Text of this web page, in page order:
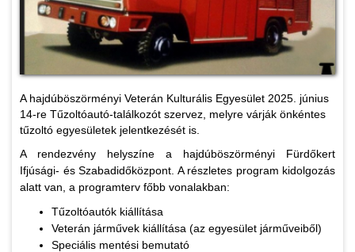
A hajdúböszörményi Veterán Kulturális Egyesület 2025. június
14-re Tűzoltóautó-találkozót szervez, melyre várják önkéntes
tűzoltó egyesületek jelentkezését is.
A rendezvény helyszíne a hajdúböszörményi Fürdőkert
Ifjúsági- és Szabadidőközpont. A részletes program kidolgozás
alatt van, a programterv főbb vonalakban:
Tűzoltóautók kiállítása
Veterán járművek kiállítása (az egyesület járműveiből)
Speciális mentési bemutató